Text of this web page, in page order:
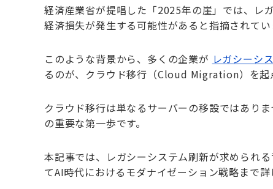
経済産業省が提唱した「2025年の崖」では、レ
経済損失が発生する可能性があると指摘されてい
このような背景から、多くの企業が レガシーシ
るのが、クラウド移行（Cloud Migration）を起
クラウド移行は単なるサーバーの移設ではあり
の重要な第一歩です。
本記事では、レガシーシステム刷新が求められ
てAI時代におけるモダナイゼーション戦略まで詳